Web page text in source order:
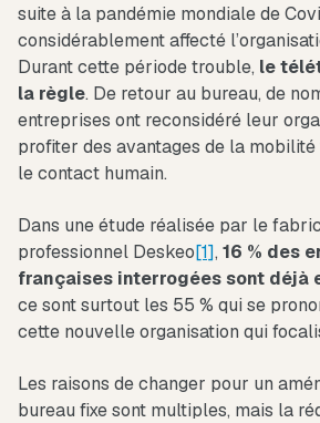
suite à la pandémie mondiale de
considérablement affecté
Durant cette période trouble, le
la règle. De retour au bureau, de
entreprises ont reconsidéré leur
profiter des avantages de la
le contact humain.
Dans une étude réalisée par le
professionnel Deskeo[1], 16 % des
françaises interrogées sont déjà
ce sont surtout les 55 % qui se
cette nouvelle organisation qui
Les raisons de changer pour un
bureau fixe sont multiples, mais la